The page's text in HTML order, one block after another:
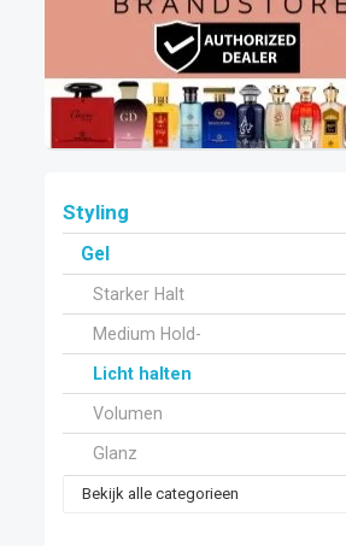
Styling
Gel
Starker Halt
Medium Hold-
Licht halten
Volumen
Glanz
Bekijk alle categorieen